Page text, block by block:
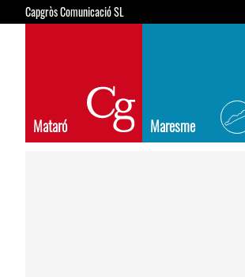
Capgròs Comunicació SL
Mataró Maresme